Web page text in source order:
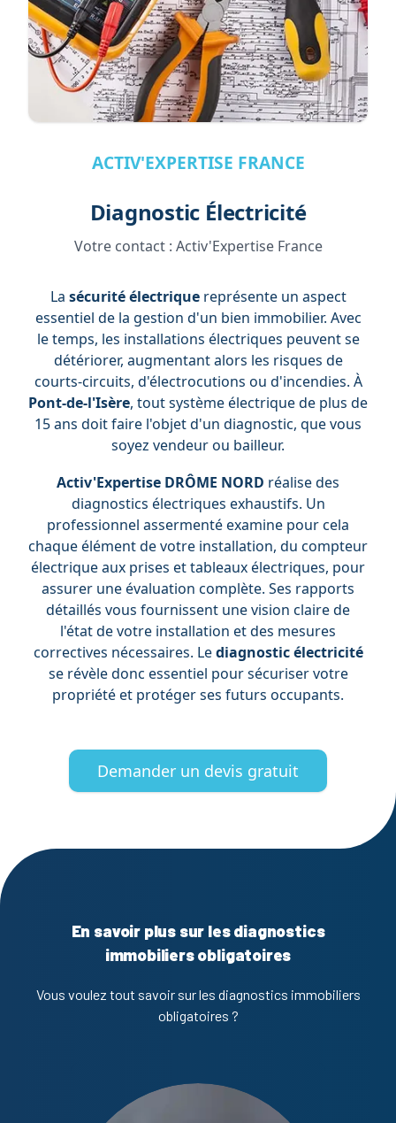
ACTIV'EXPERTISE FRANCE
Diagnostic Électricité
Votre contact : Activ'Expertise France
La sécurité électriquereprésente un aspect
essentiel de la gestion d'un bien immobilier. Avec
le temps, les installations électriques peuvent se
détériorer, augmentant alors les risques de
courts-circuits, d'électrocutions ou d'incendies. À
Pont-de-l'Isère, tout système électrique de plus de
15 ans doit faire l'objet d'un diagnostic, que vous
soyez vendeur ou bailleur.
Activ'Expertise DRÔME NORD réalise des
diagnostics électriques exhaustifs. Un
professionnel assermenté examine pour cela
chaque élément de votre installation, du compteur
électrique aux prises et tableaux électriques, pour
assurer une évaluation complète. Ses rapports
détaillés vous fournissent une vision claire de
l'état de votre installation et des mesures
correctives nécessaires. Lediagnostic électricité
se révèle donc essentiel pour sécuriser votre
propriété et protéger ses futurs occupants.
Demander un devis gratuit
En savoir plus sur les diagnostics
immobiliers obligatoires
Vous voulez tout savoir sur les diagnostics immobiliers
obligatoires ?